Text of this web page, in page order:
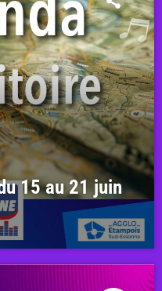
15 au 21 juin